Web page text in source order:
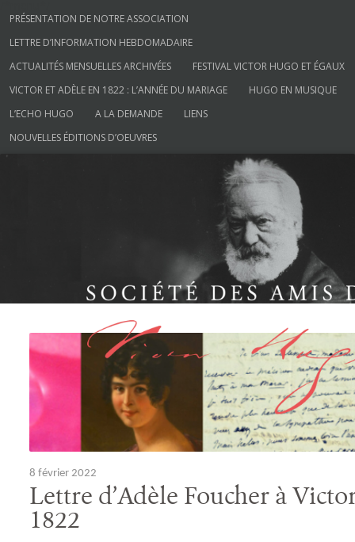
Aller au contenu
PRÉSENTATION DE NOTRE ASSOCIATION
LETTRE D’INFORMATION HEBDOMADAIRE
ACTUALITÉS MENSUELLES ARCHIVÉES
FESTIVAL VICTOR HUGO ET ÉGAUX
VICTOR ET ADÈLE EN 1822 : L’ANNÉE DU MARIAGE
HUGO EN MUSIQUE
L’ECHO HUGO
A LA DEMANDE
LIENS
NOUVELLES ÉDITIONS D’OEUVRES
Société des Amis de Victor Hugo
8 février 2022
Lettre d’Adèle Foucher à
1822